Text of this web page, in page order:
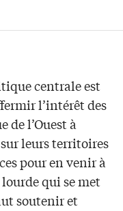
centrale est
l’intérêt des
de l’Ouest à
leurs territoires
pour en venir à
qui se met
soutenir et